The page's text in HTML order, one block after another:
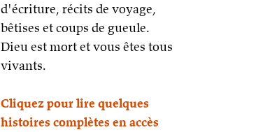
d'écriture, récits de voyage,
bêtises et coups de gueule.
Dieu est mort et vous êtes tous
vivants.
Cliquez pour lire quelques
histoires complètes en accès